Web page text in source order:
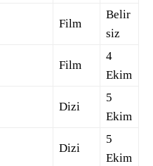
Film
Belir
siz
Film
4
Ekim
Dizi
5
Ekim
Dizi
5
Ekim